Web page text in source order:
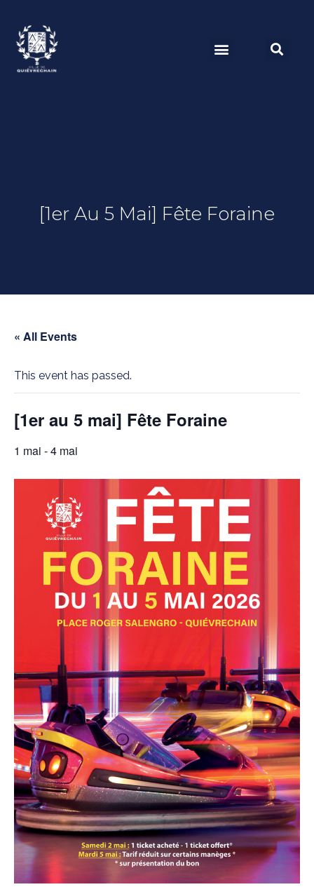
[1er Au 5 Mai] Fête Foraine
« All Events
This event has passed.
[1er au 5 mai] Fête Foraine
1 mai -4 mai